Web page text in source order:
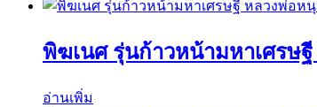
พิฆเนศ รุ่นก้าวหน้ามหาเศรษ
อ่านเพิ่ม